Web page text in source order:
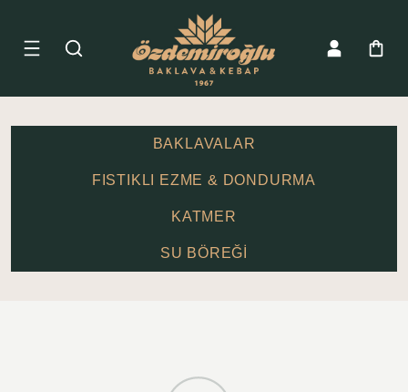
BAKLAVALAR
FISTIKLI EZME & DONDURMA
KATMER
SU BÖREĞİ